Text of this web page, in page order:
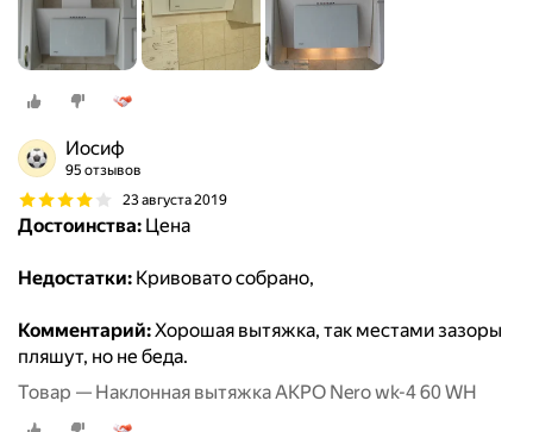
Иосиф
95 отзывов
23 августа 2019
Достоинства: Цена
Недостатки: Кривовато собрано,
Комментарий:Хорошая вытяжка, так местами зазоры
пляшут, но не беда.
Товар — Наклонная вытяжка AKPO Nero wk-4 60 WH